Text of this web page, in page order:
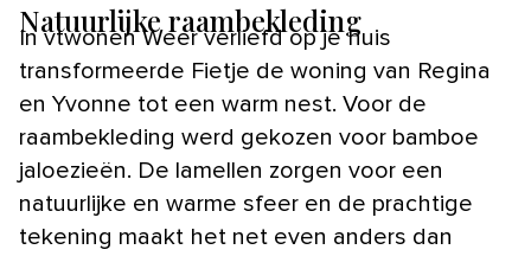
Natuurlijke raambekleding
In vtwonen Weer verliefd op je huis
transformeerde Fietje de woning van Regina
en Yvonne tot een warm nest. Voor de
raambekleding werd gekozen voor bamboe
jaloezieën. De lamellen zorgen voor een
natuurlijke en warme sfeer en de prachtige
tekening maakt het net even anders dan